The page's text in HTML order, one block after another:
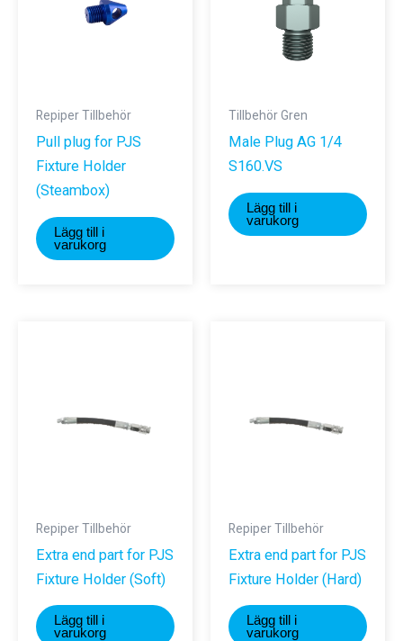
Repiper Tillbehör
Pull plug for PJS
Fixture Holder
(Steambox)
Lägg till i
varukorg
Tillbehör Gren
Male Plug AG 1/4
S160.VS
Lägg till i
varukorg
Repiper Tillbehör
Extra end part for PJS
Fixture Holder (Soft)
Lägg till i
varukorg
Repiper Tillbehör
Extra end part for PJS
Fixture Holder (Hard)
Lägg till i
varukorg